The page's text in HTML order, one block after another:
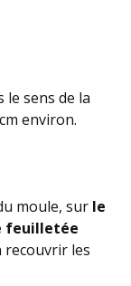
le sens de la
environ.
moule, sur le
feuilletée
recouvrir les